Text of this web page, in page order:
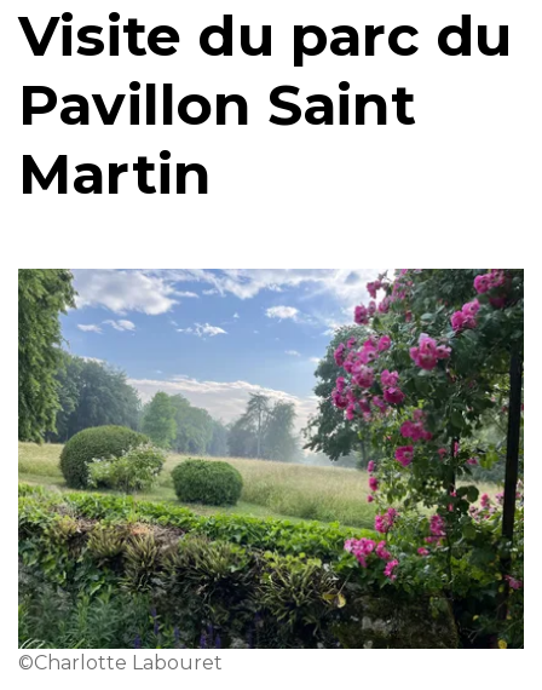
Visite du parc du
Pavillon Saint
Martin
©Charlotte Labouret